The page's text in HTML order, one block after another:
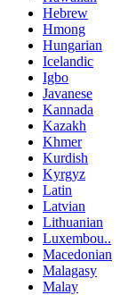
Hebrew
Hmong
Hungarian
Icelandic
Igbo
Javanese
Kannada
Kazakh
Khmer
Kurdish
Kyrgyz
Latin
Latvian
Lithuanian
Luxembou..
Macedonian
Malagasy
Malay